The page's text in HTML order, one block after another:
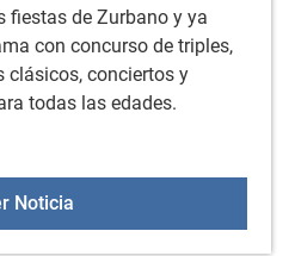
fiestas de Zurbano y ya
con concurso de triples,
clásicos, conciertos y
todas las edades.
NoticiaFiestas de Zurbano 2024